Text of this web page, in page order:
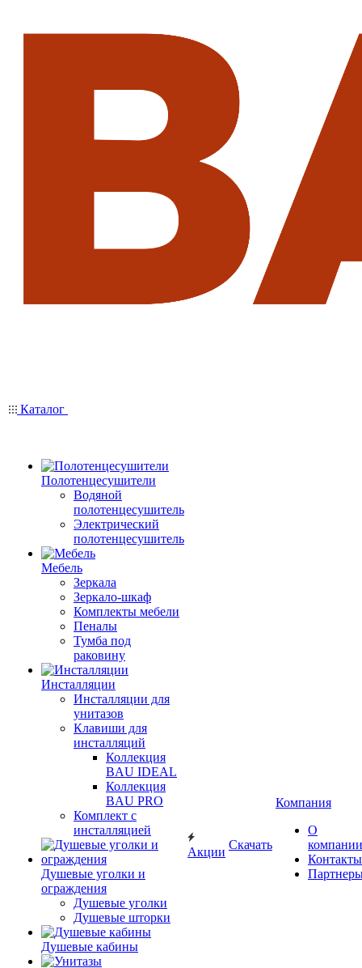
Каталог
Полотенцесушители
Водяной
полотенцесушитель
Электрический
полотенцесушитель
Мебель
Зеркала
Зеркало-шкаф
Комплекты мебели
Пеналы
Тумба под
раковину
Инсталляции
Инсталляции для
унитазов
Клавиши для
инсталляций
Коллекция
BAU IDEAL
Коллекция
BAU PRO
Комплект с
инсталляцией
Душевые уголки и
ограждения
Душевые уголки
Душевые шторки
Душевые кабины
Акции
Скачать
Компания
О
компании
Контакты